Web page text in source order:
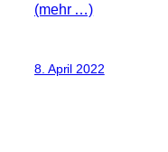
(mehr …)
8. April 2022